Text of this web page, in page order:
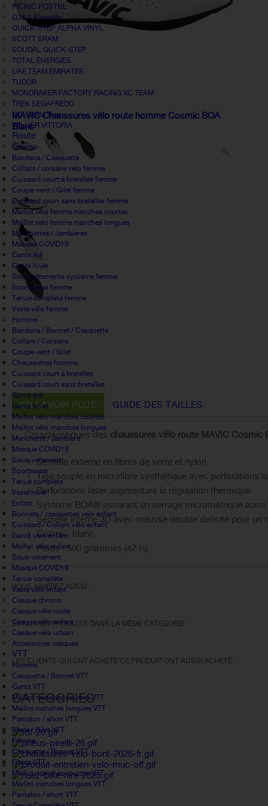
PICNIC POSTNL
Q36.5 Pinarello
QUICK-STEP ALPHA VINYL
SCOTT SRAM
SOUDAL QUICK-STEP
TOTAL ÉNERGIES
UAE TEAM EMIRATES
TUDOR
MONDRAKER FACTORY RACING XC TEAM
TREK SEGAFREDO
UCI World Tour
WILLIER VITTORIA
Route
Femme
Bandana / Casquette
Collant / corsaire velo femme
Cuissard court à bretelles femme
Coupe-vent / Gilet femme
Cuissard court sans bretelles femme
Maillot vélo femme manches courtes
Maillot velo femme manches longues
Manchettes / Jambieres
Masque COVID19
Gants été
Gants hiver
Sous-vêtements cyclisme femme
Sportswear femme
Tenue complète femme
Veste vélo femme
Homme
Bandana / Bonnet / Casquette
Collant / Corsaire
Coupe-vent / Gilet
Chaussettes homme
Cuissard court à bretelles
Cuissard court sans bretelles
Gants été
Gants hiver
Maillot vélo manches courtes
Maillot vélo manches longues
Manchette / Jambiere
Masque COVID19
Sous-vetement
Sportswear
Tenue complète
Veste hiver
Enfant
Bonnets / casquettes velo enfant
Cuissard / Collant vélo enfant
Gants vélo enfant
Maillot vélo enfant
Sous-vetement
Masque COVID19
Tenue complète
Veste vélo enfant
Casque chrono
Casque vélo route
Casque vélo enfant
Casque vélo urbain
Accessoires casques
VTT
Homme
Casquette / Bonnet VTT
Gants VTT
Maillot manches courtes VTT
Maillot manches longues VTT
Pantalon / short VTT
Veste / Gilet VTT
Femme
Casquette / Bonnet VTT
Gants VTT
Maillot manches courtes VTT
Maillot manches longues VTT
Pantalon / short VTT
MAVIC Chaussures vélo route homme Cosmic BOA
Blanc
EN SAVOIR PLUS GUIDE DES TAILLES
Caractéristiques des chaussures vélo route MAVIC Cosmic
Semelle externe en fibres de verre et nylon
Tige souple en microfibre synthétique avec perforations
Perforations laser augmentant la régulation thermique
Système BOA® assurant un serrage micrométrique
Semelle interne 3D avec mousse double densité pour un
Coloris : blanc
Poids : 500 grammes (42 ⅔)
VOUS AIMEREZ AUSSI :
30 AUTRES PRODUITS DANS LA MÊME CATÉGORIE :
LES CLIENTS QUI ONT ACHETÉ CE PRODUIT ONT AUSSI ACHETÉ :
CATÉGORIES
FAQ